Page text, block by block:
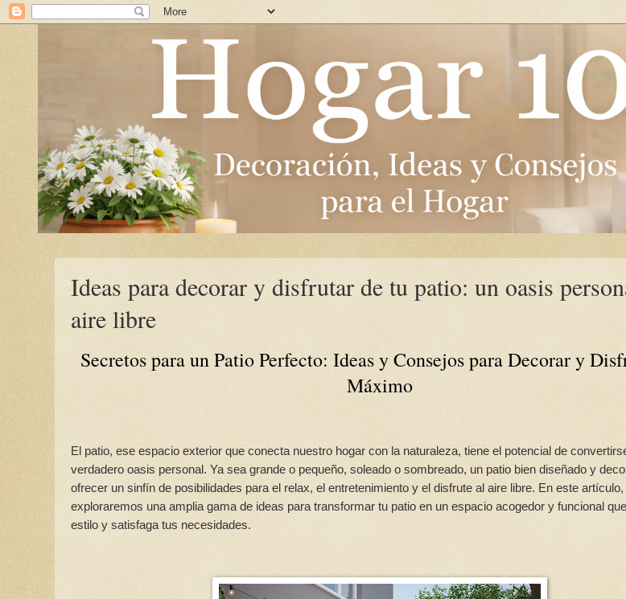
Ideas para decorar y disfrutar de tu patio: un oasis
aire libre
Secretos para un Patio Perfecto: Ideas y Consejos para Decorar y
Máximo
El patio, ese espacio exterior que conecta nuestro hogar con la naturaleza, tiene el potencial de
verdadero oasis personal. Ya sea grande o pequeño, soleado o sombreado, un patio bien diseñado y
ofrecer un sinfín de posibilidades para el relax, el entretenimiento y el disfrute al aire libre. En este artículo,
exploraremos una amplia gama de ideas para transformar tu patio en un espacio acogedor y funcional
estilo y satisfaga tus necesidades.